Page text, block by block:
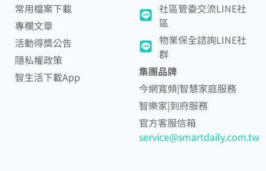
常用檔案下載
專欄文章
活動得獎公告
隱私權政策
智生活下載App
社區管委交流LINE社
區
物業保全諮詢LINE社
群
集團品牌
今網寬頻|智慧家庭服務
智樂家|到府服務
官方客服信箱
service@smartdaily.com.tw